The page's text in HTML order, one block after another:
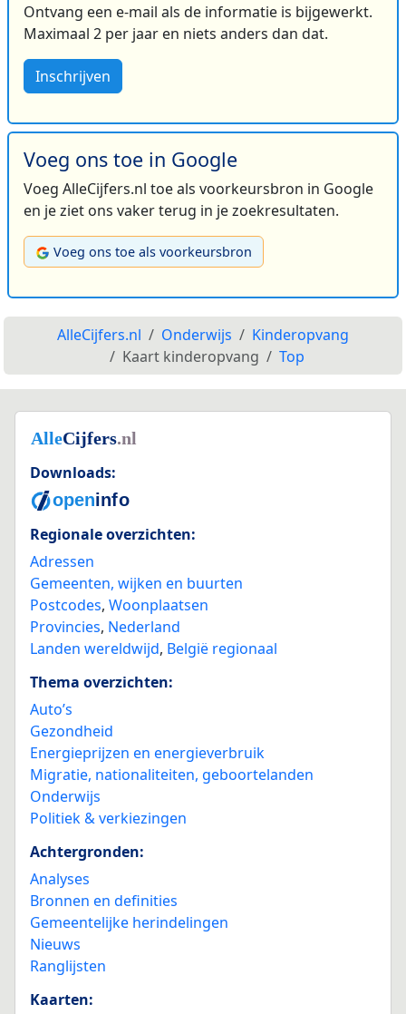
Ontvang een e-mail als de informatie is bijgewerkt.
Maximaal 2 per jaar en niets anders dan dat.
Inschrijven
Voeg ons toe in Google
Voeg AlleCijfers.nl toe als voorkeursbron in Google
en je ziet ons vaker terug in je zoekresultaten.
Voeg ons toe als voorkeursbron
AlleCijfers.nl Onderwijs
Kinderopvang
Kaart kinderopvang
Top
Downloads:
Regionale overzichten:
Adressen
Gemeenten, wijken en buurten
Postcodes, Woonplaatsen
Provincies, Nederland
Landen wereldwijd, België regionaal
Thema overzichten:
Auto’s
Gezondheid
Energieprijzen en energieverbruik
Migratie, nationaliteiten, geboortelanden
Onderwijs
Politiek & verkiezingen
Achtergronden:
Analyses
Bronnen en definities
Gemeentelijke herindelingen
Nieuws
Ranglijsten
Kaarten: